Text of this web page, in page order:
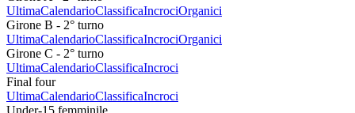
UltimaCalendarioClassificaIncrociOrganici
Girone B - 2° turno
UltimaCalendarioClassificaIncrociOrganici
Girone C - 2° turno
UltimaCalendarioClassificaIncroci
Final four
UltimaCalendarioClassificaIncroci
Under-15 femminile